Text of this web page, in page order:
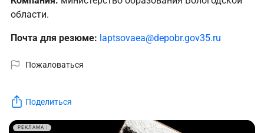
области.
Почта для резюме: laptsovaea@depobr.gov35.ru
Пожаловаться
Поделиться
РЕКЛАМА